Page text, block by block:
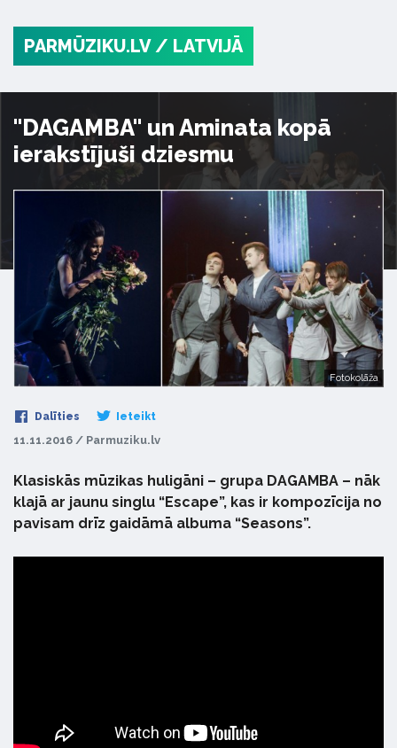
PARMŪZIKU.LV / LATVIJĀ
"DAGAMBA" un Aminata kopā
ierakstījuši dziesmu
Fotokolāža
Dalīties Ieteikt
11.11.2016 / Parmuziku.lv
Klasiskās mūzikas huligāni – grupa DAGAMBA – nāk
klajā ar jaunu singlu “Escape”, kas ir kompozīcija no
pavisam drīz gaidāmā albuma “Seasons”.